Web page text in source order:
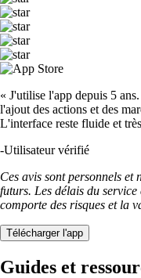
« J'utilise l'app depuis 5
l'ajout des actions et des
L'interface reste fluide et
-Utilisateur vérifié
Ces avis sont personnels et
futurs. Les délais du
comporte des risques et la
Télécharger l'app
Guides et